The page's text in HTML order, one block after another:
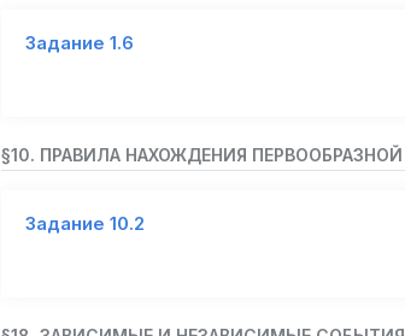
Задание 1.6
§10. ПРАВИЛА НАХОЖДЕНИЯ ПЕРВООБРАЗНОЙ
Задание 10.2